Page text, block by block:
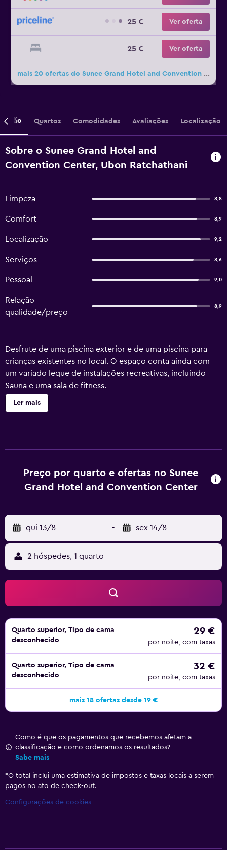
25 € Ver oferta
25 € Ver oferta
mais 20 ofertas do Sunee Grand Hotel and Convention Center
Quartos Comodidades Avaliações Localização
Sobre o Sunee Grand Hotel and
Convention Center, Ubon Ratchathani
Limpeza 8,8
Comfort 8,9
Localização 9,2
Serviços 8,6
Pessoal 9,0
Relação
qualidade/preço
8,9
Desfrute de uma piscina exterior e de uma piscina para
crianças existentes no local. O espaço conta ainda com
um variado leque de instalações recreativas, incluindo
Sauna e uma sala de fitness.
Ler mais
Preço por quarto e ofertas no Sunee
Grand Hotel and Convention Center
qui 13/8 - sex 14/8
2 hóspedes, 1 quarto
Quarto superior, Tipo de cama
desconhecido
29 €
por noite, com taxas
Quarto superior, Tipo de cama
desconhecido
32 €
por noite, com taxas
mais 18 ofertas desde 19 €
Como é que os pagamentos que recebemos afetam a
classificação e como ordenamos os resultados?
Sabe mais
*O total inclui uma estimativa de impostos e taxas locais a serem
pagos no ato de check-out.
Configurações de cookies